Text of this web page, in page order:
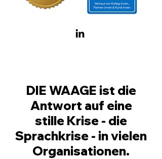
DIE WAAGE ist die
Antwort auf eine
stille Krise - die
Sprachkrise - in vielen
Organisationen.